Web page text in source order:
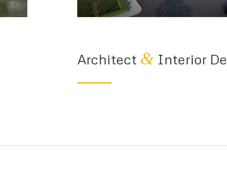
Architect & Interior